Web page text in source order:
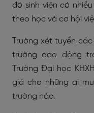
đó sinh viên có
theo học và cơ hội
Trường xét tuyển
trường dao động
Trường Đại học
giá cho những ai
trường nào.